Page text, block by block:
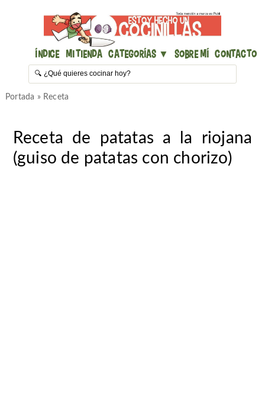
Índice Mi Tienda Categorías ▼ Sobre mí Contacto
Portada » Receta
Receta de patatas a la riojana
(guiso de patatas con chorizo)